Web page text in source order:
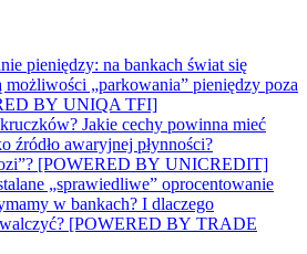
pieniędzy: na bankach świat się
możliwości „parkowania” pieniędzy poza
BY UNIQA TFI]
Jakie cechy powinna mieć
źródło awaryjnej płynności?
[POWERED BY UNICREDIT]
„sprawiedliwe” oprocentowanie
w bankach? I dlaczego
[POWERED BY TRADE